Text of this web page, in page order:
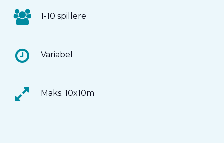
1-10 spillere
Variabel
Maks. 10x10m